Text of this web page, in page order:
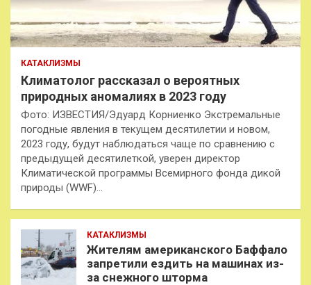
КАТАКЛИЗМЫ
Климатолог рассказал о вероятных
природных аномалиях в 2023 году
Фото: ИЗВЕСТИЯ/Эдуард Корниенко Экстремальные
погодные явления в текущем десятилетии и новом,
2023 году, будут наблюдаться чаще по сравнению с
предыдущей десятилеткой, уверен директор
Климатической программы Всемирного фонда дикой
природы (WWF)…
КАТАКЛИЗМЫ
Жителям американского Баффало
запретили ездить на машинах из-
за снежного шторма